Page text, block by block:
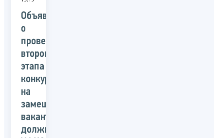
Объявление
о
проведении
второго
этапа
конкурса
на
замещение
вакантных
должностей